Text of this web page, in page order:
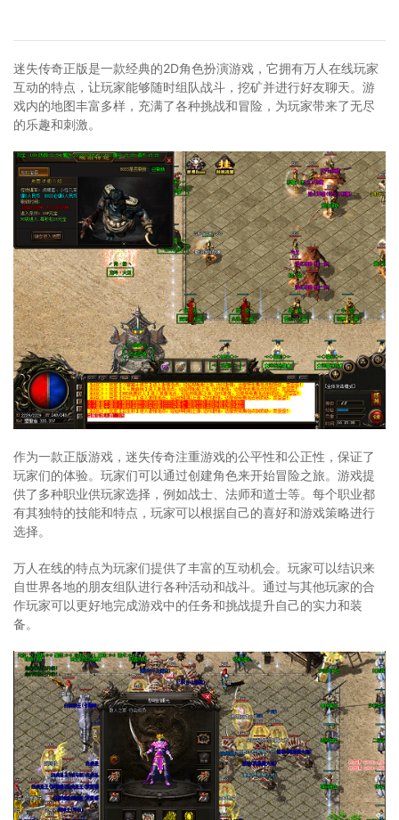
迷失传奇正版是一款经典的2D角色扮演游戏，它拥有万人在线玩家
互动的特点，让玩家能够随时组队战斗，挖矿并进行好友聊天。游
戏内的地图丰富多样，充满了各种挑战和冒险，为玩家带来了无尽
的乐趣和刺激。
作为一款正版游戏，迷失传奇注重游戏的公平性和公正性，保证了
玩家们的体验。玩家们可以通过创建角色来开始冒险之旅。游戏提
供了多种职业供玩家选择，例如战士、法师和道士等。每个职业都
有其独特的技能和特点，玩家可以根据自己的喜好和游戏策略进行
选择。
万人在线的特点为玩家们提供了丰富的互动机会。玩家可以结识来
自世界各地的朋友组队进行各种活动和战斗。通过与其他玩家的合
作玩家可以更好地完成游戏中的任务和挑战提升自己的实力和装
备。